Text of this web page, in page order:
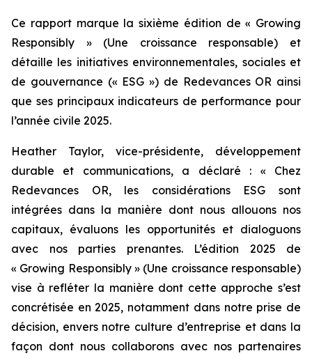
Ce rapport marque la sixième édition de « Growing
Responsibly » (Une croissance responsable) et
détaille les initiatives environnementales, sociales et
de gouvernance (« ESG ») de Redevances OR ainsi
que ses principaux indicateurs de performance pour
l’année civile 2025.
Heather Taylor, vice-présidente, développement
durable et communications, a déclaré : « Chez
Redevances OR, les considérations ESG sont
intégrées dans la manière dont nous allouons nos
capitaux, évaluons les opportunités et dialoguons
avec nos parties prenantes. L’édition 2025 de
« Growing Responsibly» (Une croissance responsable)
vise à refléter la manière dont cette approche s’est
concrétisée en 2025, notamment dans notre prise de
décision, envers notre culture d’entreprise et dans la
façon dont nous collaborons avec nos partenaires